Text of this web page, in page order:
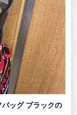
ッグ ブラックの